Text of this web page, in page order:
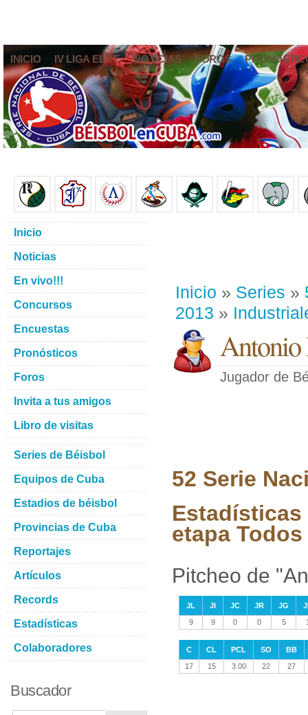
INICIO IV LIGA ELITE NOTICIAS FOROS
Inicio » Series »
2013 »
Antonio
Jugador de
52 Serie
etapa
Pitcheo de
JL JI JC JR JG
9
9 0 0 5
C CL PCL SO
BB
17
15 3.00 22 27
Inicio
Noticias
En vivo!!!
Concursos
Encuestas
Pronósticos
Foros
Invita a tus amigos
Libro de visitas
Series de Béisbol
Equipos de Cuba
Estadios de béisbol
Provincias de Cuba
Reportajes
Artículos
Records
Estadísticas
Colaboradores
Buscador